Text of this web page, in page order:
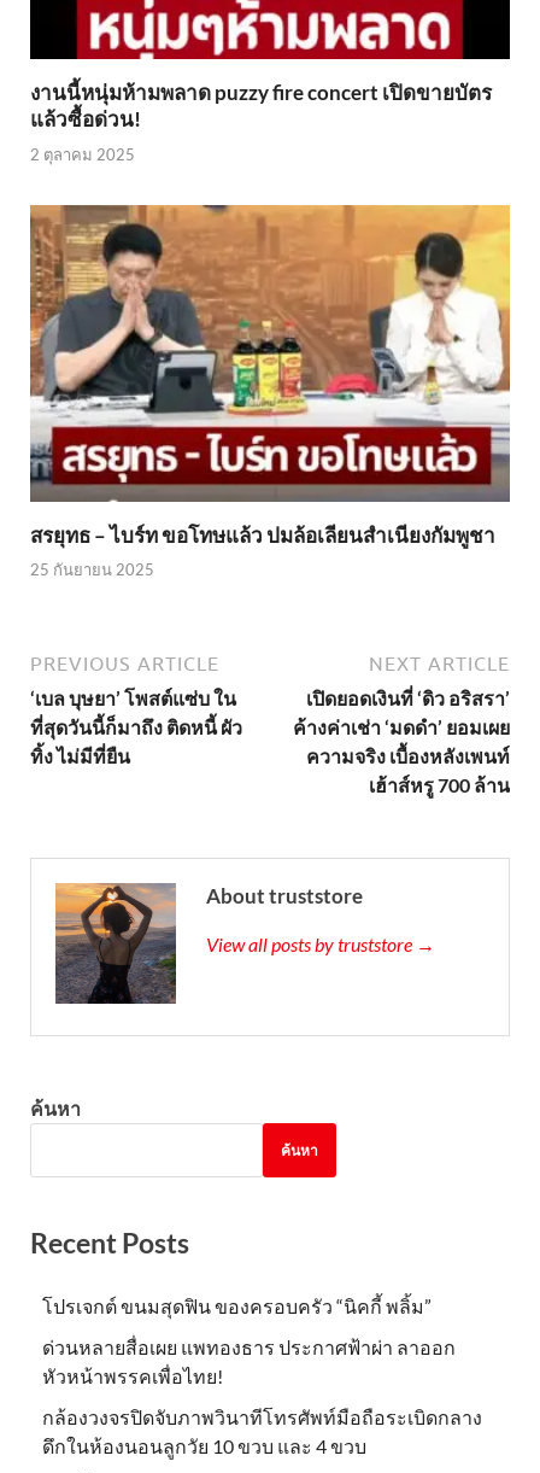
งานนี้หนุ่มห้ามพลาด puzzy fire concert เปิดขายบัตร
แล้วซื้อด่วน!
2 ตุลาคม 2025
สรยุทธ – ไบร์ท ขอโทษแล้ว ปมล้อเลียนสำเนียงกัมพูชา
25 กันยายน 2025
PREVIOUS ARTICLE
‘เบล บุษยา’ โพสต์แซ่บ ใน
ที่สุดวันนี้ก็มาถึง ติดหนี้ ผัว
ทิ้ง ไม่มีที่ยืน
NEXT ARTICLE
เปิดยอดเงินที่ ‘ดิว อริสรา’
ค้างค่าเช่า ‘มดดำ’ ยอมเผย
ความจริง เบื้องหลังเพนท์
เฮ้าส์หรู 700 ล้าน
About truststore
View all posts by truststore →
ค้นหา
ค้นหา
Recent Posts
โปรเจกต์ ขนมสุดฟิน ของครอบครัว “นิคกี้ พลิ้ม”
ด่วนหลายสื่อเผย แพทองธาร ประกาศฟ้าผ่า ลาออก
หัวหน้าพรรคเพื่อไทย!
กล้องวงจรปิดจับภาพวินาทีโทรศัพท์มือถือระเบิดกลาง
ดึกในห้องนอนลูกวัย 10 ขวบ และ 4 ขวบ